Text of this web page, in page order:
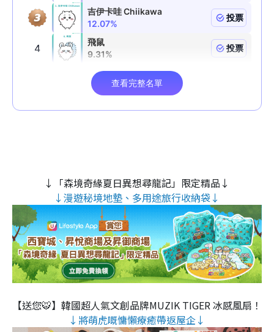
↓「森境奇緣夏日異想尋龍記」限定精品↓
↓漫遊秘境地墊、多用途旅行收納袋↓
【送您🐯】韓國超人氣文創品牌MUZIK TIGER 冰感風扇！
↓將萌虎嘅慵懶療癒帶返屋企↓